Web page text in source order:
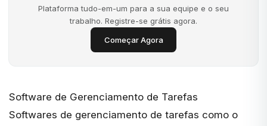
Plataforma tudo-em-um para a sua equipe e o seu
trabalho. Registre-se grátis agora.
Começar Agora
Software de Gerenciamento de Tarefas
Softwares de gerenciamento de tarefas como o